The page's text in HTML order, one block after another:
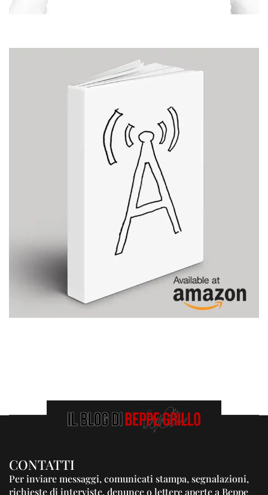
CONTATTI
Per inviare messaggi, comunicati stampa, segnalazioni,
richieste di interviste, denunce o lettere aperte a Beppe